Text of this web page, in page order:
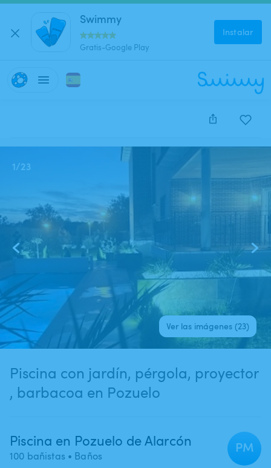
Swimmy
Gratis-Google Play
Instalar
Este anuncio está cerrado y no se puede reservar.
1/23
Ver las imágenes (23)
Piscina con jardín​,​ pérgola​,​ proyector​
,​ barbacoa en Pozuelo
Piscina en Pozuelo de Alarcón
100 bañistas • Baños
PM